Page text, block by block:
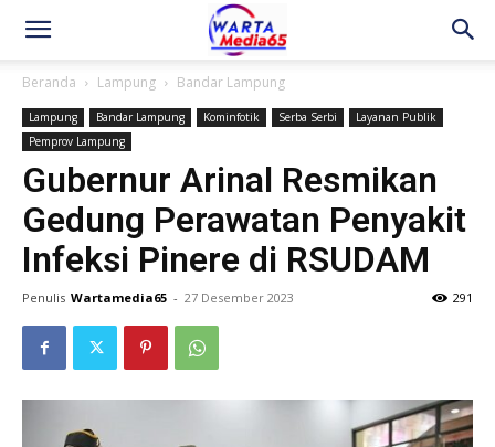
Beranda Lampung Bandar Lampung
Lampung Bandar Lampung Kominfotik Serba Serbi
Layanan Publik
Pemprov Lampung
Gubernur Arinal Resmikan
Gedung Perawatan Penyakit
Infeksi Pinere di RSUDAM
Penulis Wartamedia65 - 27 Desember 2023 291